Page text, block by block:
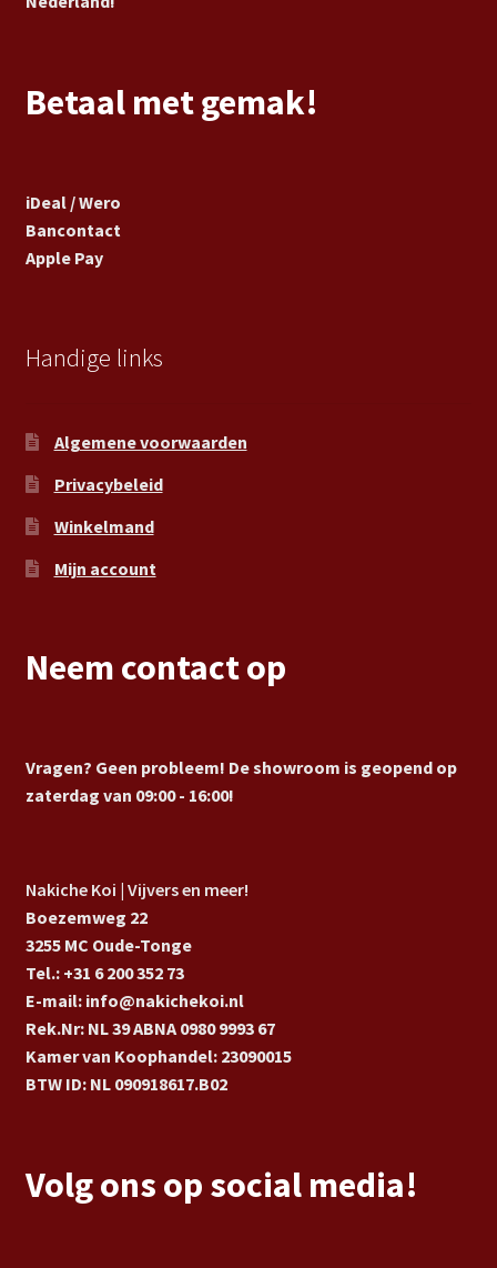
Betaal met gemak!
iDeal / Wero
Bancontact
Apple Pay
Handige links
Algemene voorwaarden
Privacybeleid
Winkelmand
Mijn account
Neem contact op
Vragen? Geen probleem! De showroom is geopend op
zaterdag van 09:00 - 16:00!
Nakiche Koi | Vijvers en meer!
Boezemweg 22
3255 MC Oude-Tonge
Tel.: +31 6 200 352 73
E-mail: info@nakichekoi.nl
Rek.Nr: NL 39 ABNA 0980 9993 67
Kamer van Koophandel: 23090015
BTW ID: NL 090918617.B02
Volg ons op social media!